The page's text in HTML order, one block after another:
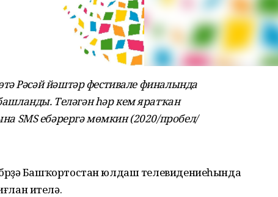
Рәсәй йәштәр фестивале финалында
Теләгән һәр кем яратҡан
SMS ебәрергә мөмкин (2020/пробел/
Башҡортостан юлдаш телевидениеһында
ителә.